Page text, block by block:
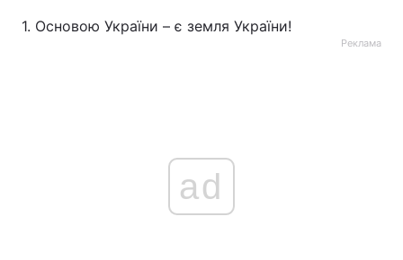
1. Основою України – є земля України!
Реклама
ad